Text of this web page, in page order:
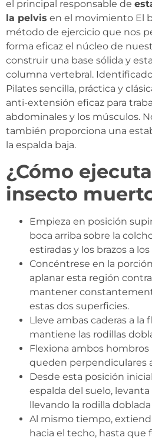
el principal responsable de
la pelvis en el movimiento El
método de ejercicio que nos
forma eficaz el núcleo de
construir una base sólida y
columna vertebral.
Pilates sencilla, práctica y
anti-extensión eficaz para
abdominales y los músculos.
también proporciona una
la espalda baja.
¿Cómo
insecto
Empieza en posición
boca arriba sobre la
estiradas y los brazos a los
Concéntrese en la
aplanar esta región
mantener
estas dos superficies.
Lleve ambas caderas a la
mantiene las rodillas
Flexiona ambos hombros
queden perpendiculares
Desde esta posición
espalda del suelo,
llevando la rodilla
Al mismo tiempo,
hacia el techo, hasta